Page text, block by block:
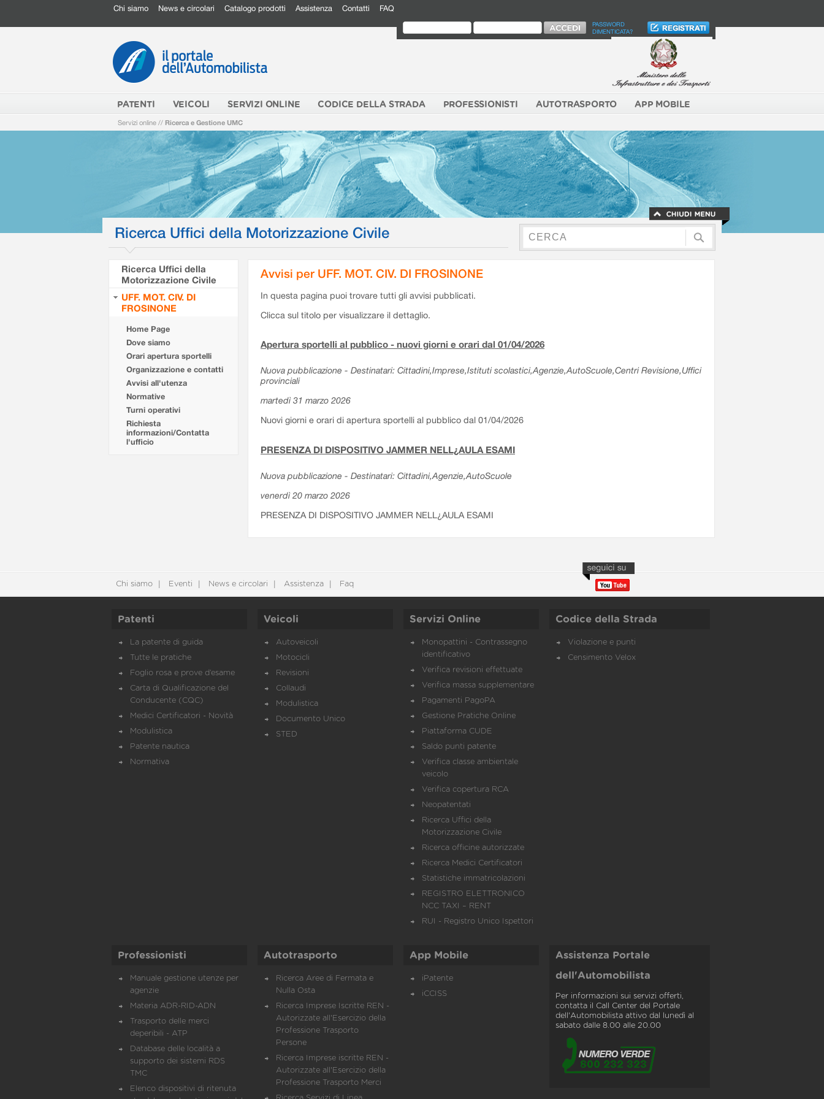
Chi siamo News e circolari Catalogo prodotti Assistenza Contatti FAQ
PASSWORD
DIMENTICATA?
PATENTI VEICOLI SERVIZI ONLINE CODICE DELLA STRADA PROFESSIONISTI AUTOTRASPORTO APP MOBILE
Servizi online // Ricerca e Gestione UMC
Ricerca Uffici della Motorizzazione Civile
Ricerca Uffici della
Motorizzazione Civile
UFF. MOT. CIV. DI
FROSINONE
Home Page
Dove siamo
Orari apertura sportelli
Organizzazione e contatti
Avvisi all'utenza
Normative
Turni operativi
Richiesta
informazioni/Contatta
l'ufficio
Avvisi per UFF. MOT. CIV. DI FROSINONE
In questa pagina puoi trovare tutti gli avvisi pubblicati.
Clicca sul titolo per visualizzare il dettaglio.
Apertura sportelli al pubblico - nuovi giorni e orari dal 01/04/2026
Nuova pubblicazione - Destinatari: Cittadini,Imprese,Istituti scolastici,Agenzie,AutoScuole,Centri Revisione,Uffici
provinciali
martedì 31 marzo 2026
Nuovi giorni e orari di apertura sportelli al pubblico dal 01/04/2026
PRESENZA DI DISPOSITIVO JAMMER NELL¿AULA ESAMI
Nuova pubblicazione - Destinatari: Cittadini,Agenzie,AutoScuole
venerdì 20 marzo 2026
PRESENZA DI DISPOSITIVO JAMMER NELL¿AULA ESAMI
Chi siamo Eventi News e circolari Assistenza Faq
Patenti
La patente di guida
Tutte le pratiche
Foglio rosa e prove d’esame
Carta di Qualificazione del
Conducente (CQC)
Medici Certificatori - Novità
Modulistica
Patente nautica
Normativa
Veicoli
Autoveicoli
Motocicli
Revisioni
Collaudi
Modulistica
Documento Unico
STED
Servizi Online
Monopattini - Contrassegno
identificativo
Verifica revisioni effettuate
Verifica massa supplementare
Pagamenti PagoPA
Gestione Pratiche Online
Piattaforma CUDE
Saldo punti patente
Verifica classe ambientale
veicolo
Verifica copertura RCA
Neopatentati
Ricerca Uffici della
Motorizzazione Civile
Ricerca officine autorizzate
Ricerca Medici Certificatori
Statistiche immatricolazioni
REGISTRO ELETTRONICO
NCC TAXI – RENT
RUI - Registro Unico Ispettori
Codice della Strada
Violazione e punti
Censimento Velox
Professionisti
Manuale gestione utenze per
agenzie
Materia ADR-RID-ADN
Trasporto delle merci
deperibili - ATP
Database delle località a
supporto dei sistemi RDS
TMC
Elenco dispositivi di ritenuta
Autotrasporto
Ricerca Aree di Fermata e
Nulla Osta
Ricerca Imprese Iscritte REN -
Autorizzate all'Esercizio della
Professione Trasporto
Persone
Ricerca Imprese iscritte REN -
Autorizzate all'Esercizio della
Professione Trasporto Merci
App Mobile
iPatente
iCCISS
Assistenza Portale
dell'Automobilista
Per informazioni sui servizi offerti,
contatta il Call Center del Portale
dell'Automobilista attivo dal lunedì al
sabato dalle 8.00 alle 20.00